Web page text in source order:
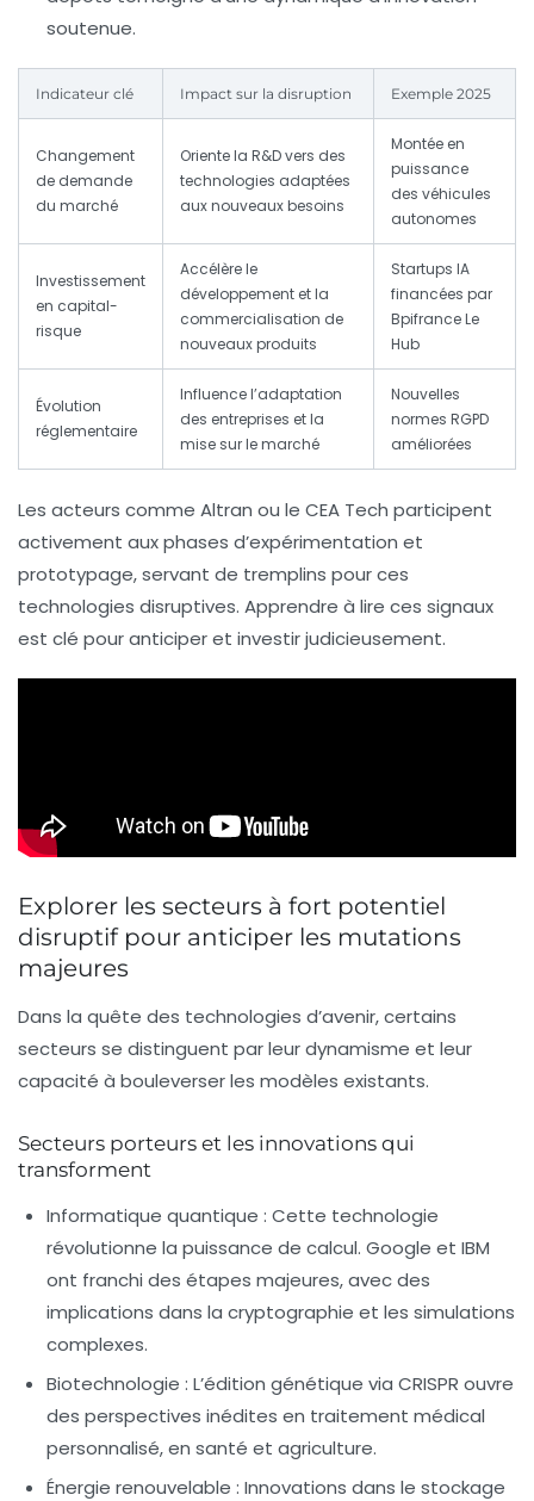
soutenue.
Indicateur clé Impact sur la disruption Exemple 2025
Changement
de demande
du marché
Oriente la R&D vers des
technologies adaptées
aux nouveaux besoins
Montée en
puissance
des véhicules
autonomes
Investissement
en capital-
risque
Accélère le
développement et la
commercialisation de
nouveaux produits
Startups IA
financées par
Bpifrance Le
Hub
Évolution
réglementaire
Influence l’adaptation
des entreprises et la
mise sur le marché
Nouvelles
normes RGPD
améliorées
Les acteurs comme Altran ou le CEA Tech participent
activement aux phases d’expérimentation et
prototypage, servant de tremplins pour ces
technologies disruptives. Apprendre à lire ces signaux
est clé pour anticiper et investir judicieusement.
Explorer les secteurs à fort potentiel
disruptif pour anticiper les mutations
majeures
Dans la quête des technologies d’avenir, certains
secteurs se distinguent par leur dynamisme et leur
capacité à bouleverser les modèles existants.
Secteurs porteurs et les innovations qui
transforment
Informatique quantique : Cette technologie
révolutionne la puissance de calcul. Google et IBM
ont franchi des étapes majeures, avec des
implications dans la cryptographie et les simulations
complexes.
Biotechnologie : L’édition génétique via CRISPR ouvre
des perspectives inédites en traitement médical
personnalisé, en santé et agriculture.
Énergie renouvelable : Innovations dans le stockage